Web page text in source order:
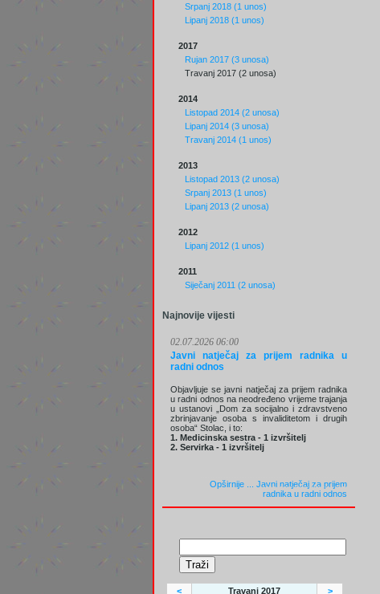
Srpanj 2018 (1 unos)
Lipanj 2018 (1 unos)
2017
Rujan 2017 (3 unosa)
Travanj 2017 (2 unosa)
2014
Listopad 2014 (2 unosa)
Lipanj 2014 (3 unosa)
Travanj 2014 (1 unos)
2013
Listopad 2013 (2 unosa)
Srpanj 2013 (1 unos)
Lipanj 2013 (2 unosa)
2012
Lipanj 2012 (1 unos)
2011
Siječanj 2011 (2 unosa)
Najnovije vijesti
02.07.2026 06:00
Javni natječaj za prijem radnika u
radni odnos
Objavljuje se javni natječaj za prijem radnika
u radni odnos na neodređeno vrijeme trajanja
u ustanovi „Dom za socijalno i zdravstveno
zbrinjavanje osoba s invaliditetom i drugih
osoba“ Stolac, i to:
1. Medicinska sestra - 1 izvršitelj
2. Servirka - 1 izvršitelj
Opširnije ... Javni natječaj za prijem
radnika u radni odnos
< Travanj 2017 >